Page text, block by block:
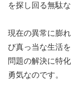
を探し回る無駄
現在の異常に膨
び真っ当な生活
問題の解決に特
勇気なのです。